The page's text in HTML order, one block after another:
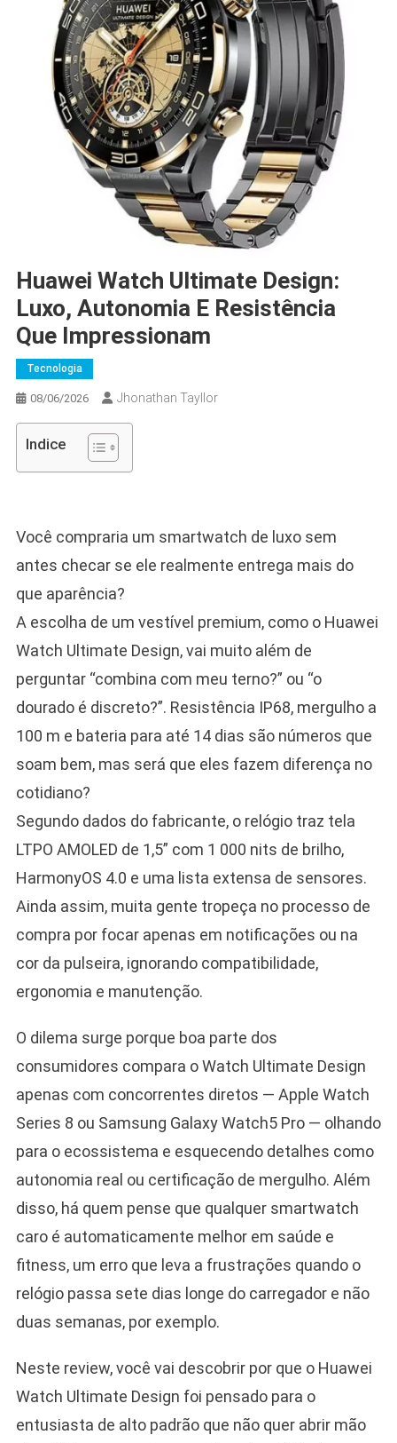
Huawei Watch Ultimate Design:
Luxo, Autonomia E Resistência
Que Impressionam
Tecnologia
08/06/2026 Jhonathan Tayllor
Indice
Você compraria um smartwatch de luxo sem
antes checar se ele realmente entrega mais do
que aparência?
A escolha de um vestível premium, como o Huawei
Watch Ultimate Design, vai muito além de
perguntar “combina com meu terno?” ou “o
dourado é discreto?”. Resistência IP68, mergulho a
100 m e bateria para até 14 dias são números que
soam bem, mas será que eles fazem diferença no
cotidiano?
Segundo dados do fabricante, o relógio traz tela
LTPO AMOLED de 1,5” com 1 000 nits de brilho,
HarmonyOS 4.0 e uma lista extensa de sensores.
Ainda assim, muita gente tropeça no processo de
compra por focar apenas em notificações ou na
cor da pulseira, ignorando compatibilidade,
ergonomia e manutenção.
O dilema surge porque boa parte dos
consumidores compara o Watch Ultimate Design
apenas com concorrentes diretos — Apple Watch
Series 8 ou Samsung Galaxy Watch5 Pro — olhando
para o ecossistema e esquecendo detalhes como
autonomia real ou certificação de mergulho. Além
disso, há quem pense que qualquer smartwatch
caro é automaticamente melhor em saúde e
fitness, um erro que leva a frustrações quando o
relógio passa sete dias longe do carregador e não
duas semanas, por exemplo.
Neste review, você vai descobrir por que o Huawei
Watch Ultimate Design foi pensado para o
entusiasta de alto padrão que não quer abrir mão